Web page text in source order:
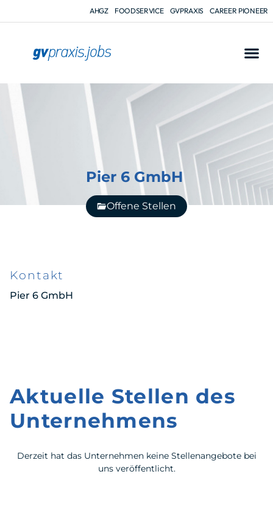
AHGZ FOODSERVICE GVPRAXIS CAREER PIONEER
Pier 6 GmbH
Offene Stellen
Kontakt
Pier 6 GmbH
Aktuelle Stellen des
Unternehmens
Derzeit hat das Unternehmen keine Stellenangebote bei
uns veröffentlicht.